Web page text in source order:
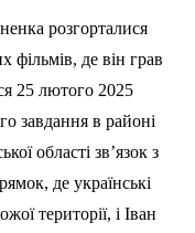
розгорталися
фільмів, де він грав
25 лютого 2025
завдання в районі
області зв’язок з
де українські
території, і Іван